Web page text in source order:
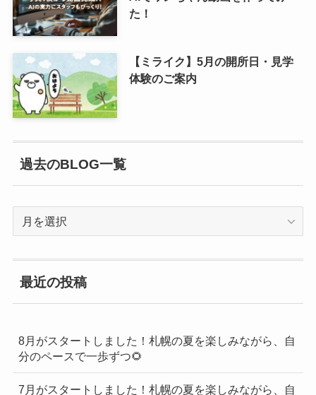
た！
【ミライク】5月の開所日・見学
体験のご案内
過去のBLOG一覧
一
覧
最近の投稿
8月がスタートしました！札幌の夏を楽しみながら、自
分のペースで一歩ずつ🌻
7月がスタートしました！札幌の夏を楽しみながら、自